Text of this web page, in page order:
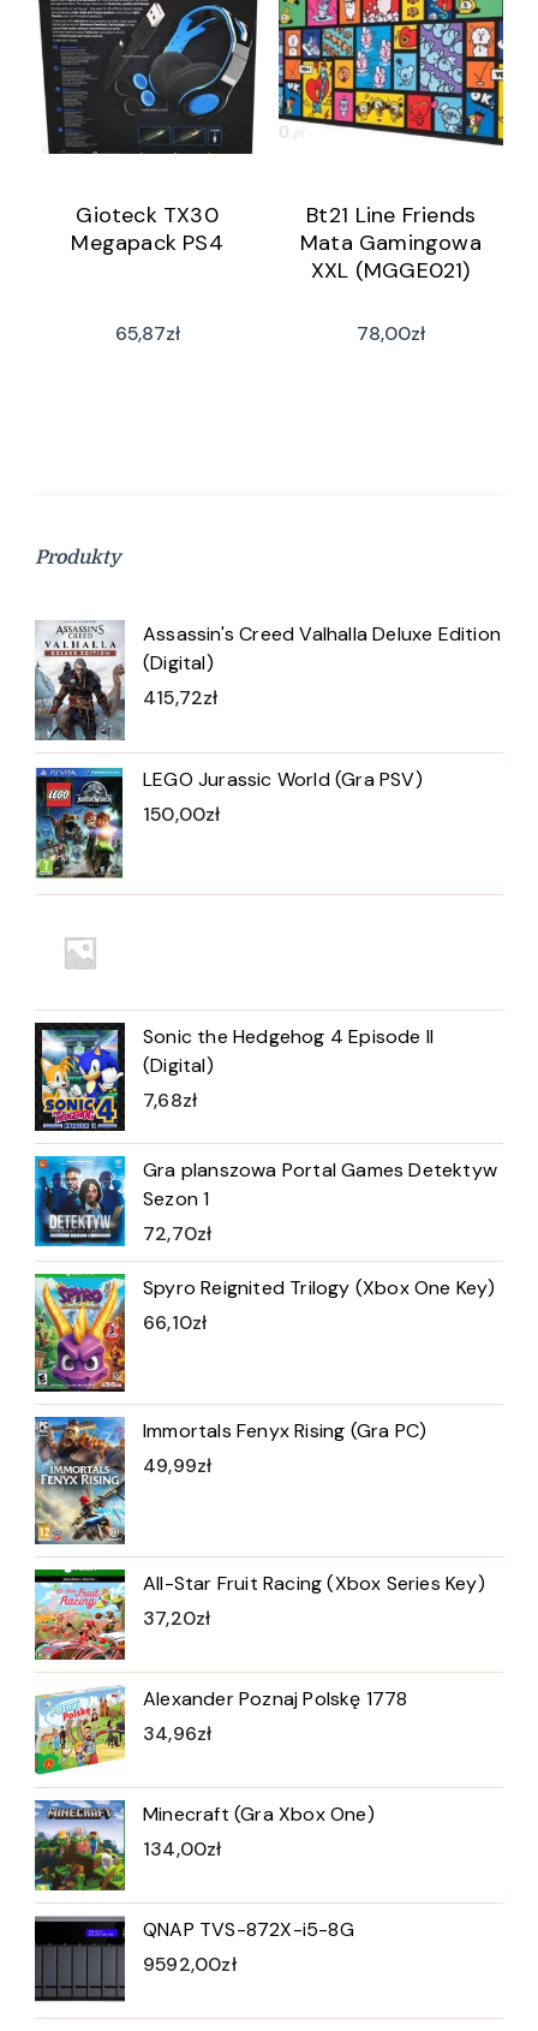
Gioteck TX30
Megapack PS4
65,87zł
Bt21 Line Friends
Mata Gamingowa
XXL (MGGE021)
78,00zł
Produkty
Assassin's Creed Valhalla Deluxe Edition
(Digital)
415,72zł
LEGO Jurassic World (Gra PSV)
150,00zł
Sonic the Hedgehog 4 Episode II
(Digital)
7,68zł
Gra planszowa Portal Games Detektyw
Sezon 1
72,70zł
Spyro Reignited Trilogy (Xbox One Key)
66,10zł
Immortals Fenyx Rising (Gra PC)
49,99zł
All-Star Fruit Racing (Xbox Series Key)
37,20zł
Alexander Poznaj Polskę 1778
34,96zł
Minecraft (Gra Xbox One)
134,00zł
QNAP TVS-872X-i5-8G
9592,00zł